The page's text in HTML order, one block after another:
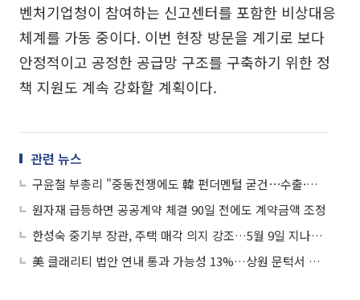
벤처기업청이 참여하는 신고센터를 포함한 비상대응
체계를 가동 중이다. 이번 현장 방문을 계기로 보다
안정적이고 공정한 공급망 구조를 구축하기 위한 정
책 지원도 계속 강화할 계획이다.
관련 뉴스
구윤철 부총리 "중동전쟁에도 韓 펀더멘털 굳건⋯수출·경상 흑자 최대"
원자재 급등하면 공공계약 체결 90일 전에도 계약금액 조정
한성숙 중기부 장관, 주택 매각 의지 강조…5월 9일 지나도 판다
美 클래리티 법안 연내 통과 가능성 13%…상원 문턱서 제동